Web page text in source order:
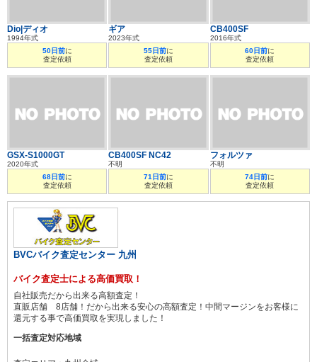
Dio|ディオ
1994年式
50日前に
査定依頼
ギア
2023年式
55日前に
査定依頼
CB400SF
2016年式
60日前に
査定依頼
GSX-S1000GT
2020年式
68日前に
査定依頼
CB400SF NC42
不明
71日前に
査定依頼
フォルツァ
不明
74日前に
査定依頼
BVCバイク査定センター 九州
バイク査定士による高価買取！
自社販売だから出来る高額査定！
直販店舗 8店舗！だから出来る安心の高額査定！中間マージンをお客様に
還元する事で高価買取を実現しました！
一括査定対応地域